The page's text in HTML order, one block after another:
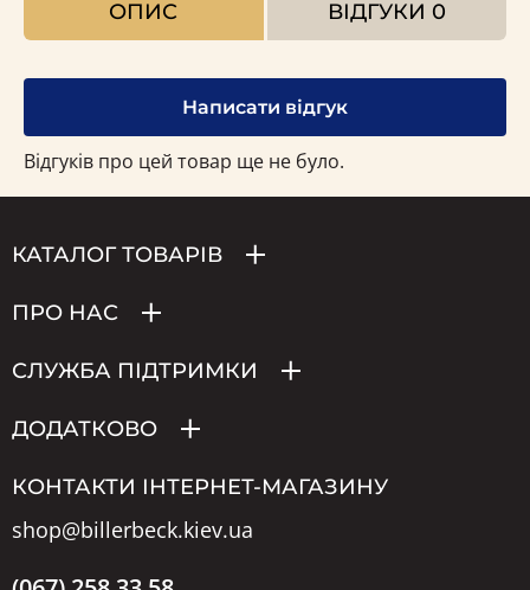
ОПИС ВІДГУКИ 0
Написати відгук
Відгуків про цей товар ще не було.
КАТАЛОГ ТОВАРІВ
ПРО НАС
СЛУЖБА ПІДТРИМКИ
ДОДАТКОВО
КОНТАКТИ ІНТЕРНЕТ-МАГАЗИНУ
shop@billerbeck.kiev.ua